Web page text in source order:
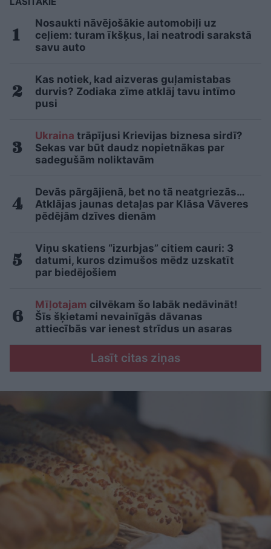
Nosaukti nāvējošākie automobiļi uz
ceļiem: turam īkšķus, lai neatrodi sarakstā
savu auto
Kas notiek, kad aizveras guļamistabas
durvis? Zodiaka zīme atklāj tavu intīmo
pusi
Ukraina trāpījusi Krievijas biznesa sirdī?
Sekas var būt daudz nopietnākas par
sadegušām noliktavām
Devās pārgājienā, bet no tā neatgriezās…
Atklājas jaunas detaļas par Klāsa Vāveres
pēdējām dzīves dienām
Viņu skatiens “izurbjas” citiem cauri: 3
datumi, kuros dzimušos mēdz uzskatīt
par biedējošiem
Mīļotajam cilvēkam šo labāk nedāvināt!
Šīs šķietami nevainīgās dāvanas
attiecībās var ienest strīdus un asaras
Lasīt citas ziņas